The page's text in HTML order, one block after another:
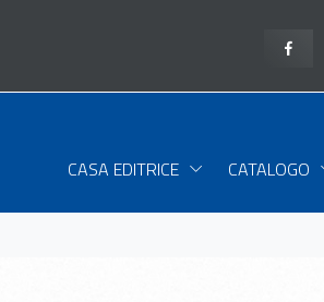
CASA EDITRICE CATALOGO